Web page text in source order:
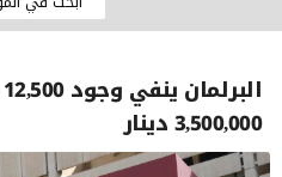
3,500,000 دينار